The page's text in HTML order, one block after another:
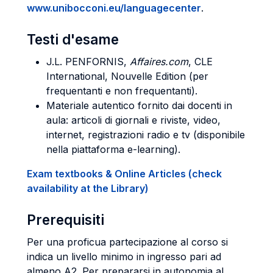
www.unibocconi.eu/languagecenter.
Testi d'esame
J.L. PENFORNIS, Affaires.com, CLE
International, Nouvelle Edition (per
frequentanti e non frequentanti).
Materiale autentico fornito dai docenti in
aula: articoli di giornali e riviste, video,
internet, registrazioni radio e tv (disponibile
nella piattaforma e-learning).
Exam textbooks & Online Articles (check
availability at the Library)
Prerequisiti
Per una proficua partecipazione al corso si
indica un livello minimo in ingresso pari ad